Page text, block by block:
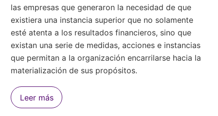
las empresas que generaron la necesidad de que
existiera una instancia superior que no solamente
esté atenta a los resultados financieros, sino que
existan una serie de medidas, acciones e instancias
que permitan a la organización encarrilarse hacia la
materialización de sus propósitos.
Leer más